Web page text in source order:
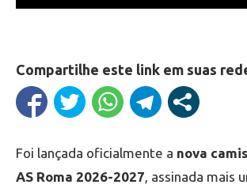
Compartilhe este link em suas
Foi lançada oficialmente a nova
AS Roma 2026-2027 , assinada mais